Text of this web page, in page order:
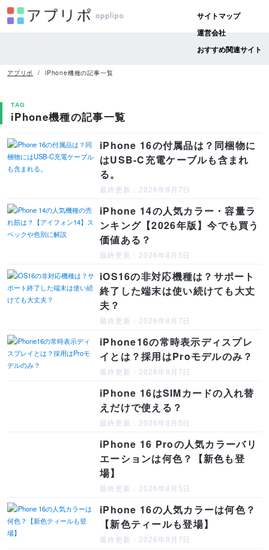
サイトマップ
運営会社
おすすめ関連サイト
アプリポ iPhone機種の記事一覧
TAG
iPhone機種の記事一覧
iPhone 16の付属品は？同梱物に
はUSB-C充電ケーブルも含まれ
る。
最終更新：2026年8月7日
iPhone 14の人気カラー・容量ラ
ンキング【2026年版】今でも買う
価値ある？
最終更新：2026年8月5日
iOS16の非対応機種は？サポート
終了した端末は使い続けても大丈
夫？
最終更新：2026年8月7日
iPhone16の常時表示ディスプレ
イとは？採用はProモデルのみ？
最終更新：2026年8月7日
iPhone 16はSIMカードの入れ替
えだけで使える？
最終更新：2026年8月5日
iPhone 16 Proの人気カラーバリ
エーションは何色？【新色も登
場】
最終更新：2026年8月5日
iPhone 16の人気カラーは何色？
【新色ティールも登場】
最終更新：2026年8月7日